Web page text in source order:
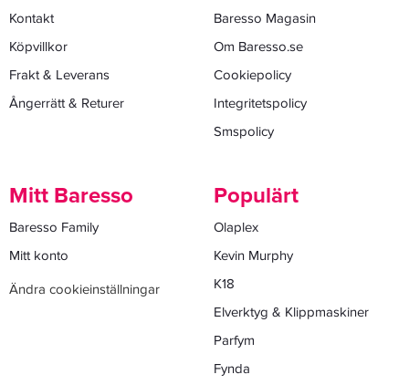
Kontakt
Köpvillkor
Frakt & Leverans
Ångerrätt & Returer
Baresso Magasin
Om Baresso.se
Cookiepolicy
Integritetspolicy
Smspolicy
Mitt Baresso
Baresso Family
Mitt konto
Ändra cookieinställningar
Populärt
Olaplex
Kevin Murphy
K18
Elverktyg & Klippmaskiner
Parfym
Fynda